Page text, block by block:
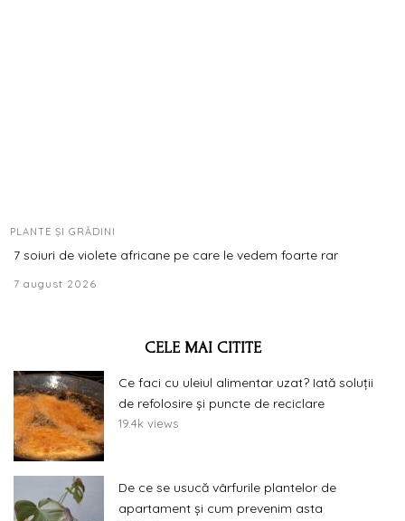
PLANTE ȘI GRĂDINI
7 soiuri de violete africane pe care le vedem foarte rar
7 august 2026
CELE MAI CITITE
Ce faci cu uleiul alimentar uzat? Iată soluții
de refolosire și puncte de reciclare
19.4k views
De ce se usucă vârfurile plantelor de
apartament și cum prevenim asta